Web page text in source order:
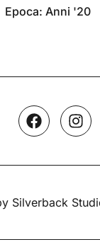
Epoca: Anni '20
Silverback